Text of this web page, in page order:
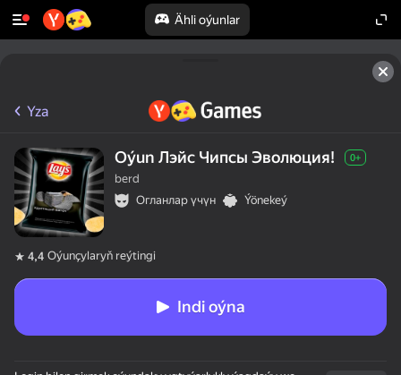
Ähli oýunlar
Yza
Oýun Лэйс Чипсы Эволюция! 0+
berd
Огланлар үчүн
Ýönekeý
4,4 Oýunçylaryň reýtingi
Indi oýna